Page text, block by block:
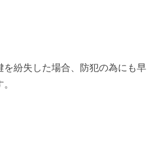
紛失した場合、防犯の為にも早